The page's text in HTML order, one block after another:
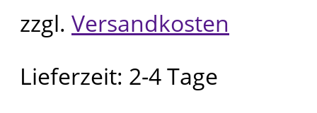
zzgl. Versandkosten
Lieferzeit: 2-4 Tage